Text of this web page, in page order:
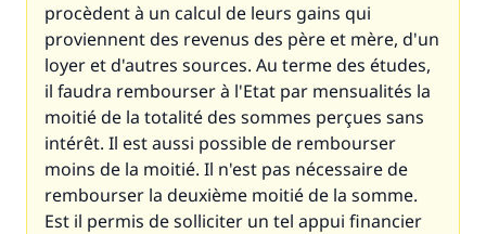
procèdent à un calcul de leurs gains qui
proviennent des revenus des père et mère, d'un
loyer et d'autres sources. Au terme des études,
il faudra rembourser à l'Etat par mensualités la
moitié de la totalité des sommes perçues sans
intérêt. Il est aussi possible de rembourser
moins de la moitié. Il n'est pas nécessaire de
rembourser la deuxième moitié de la somme.
Est il permis de solliciter un tel appui financier